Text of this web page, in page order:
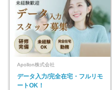
Apollon株式会社
データ入力/完全在宅・フルリモ
ートOK！